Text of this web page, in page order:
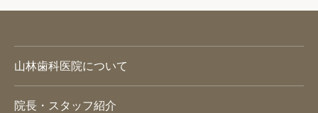
山林歯科医院について
院長・スタッフ紹介